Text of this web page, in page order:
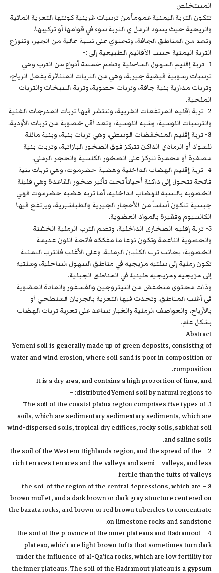
المستخلص
تتكون التربة اليمنية عموماً من ترسبات غرينية كونتها التعرية المائية
والريحية حيث يسود الرمل ي التربة سوء في قوامها أو تركيبها.
وتعد من المناطق الجافة، وتحتوي على نسبة عالية من الجير، وتتوزع
التربة اليمنية حسب الأقاليم الطبيعية إلى :-
1- تربة إقليم السهول الساحلية وتضم خمسة أنواع من الترب وهي
ترسبات رسوبية فيضية جيرية، وهي من التربات المتناثرة بفعل الرياح،
وتربات مدارية بنية جافة، وتربات حصوية، وتربة السبخات والتربات
الملحية.
2- تربة إقليم المرتفعات الغربية، وتنتشر فيها تربات المدرجات الغنية
والترسبات اللوسية، وشبه اللوسية، وتعد أقل خصوبة من تربات الأودية.
3- تربة إقليم المنخفضات الوسطي، وهي تربات بنية، وبنية مائلة
للسواد أو الرمادي الداكن تتركز فوق الصخور البازاتية، وتربات بنية
مصغرة أو محمرة لتركز على الصخور الكلسية والحجر الرملي.
4- تربة إقليم الهضاب الداخلية وهضبة حضرموت، وهي تربات بنية
فاتحة تتحول إلى داكنة أحياناً تحت تأثير صخور القاعدة وهي قليلة
الخصوبة بالنسبة للهضاب الداخلية، أما تربة هضبة حضرموت فهي
جبسية تتكون أساساً من الأحجار الجيرية والطباشيرية، ويرتفع فيها
الكالسيوم وفقيرة بالمواد العضوية.
5- تربة إقليم الصخاري الداخلية، وتضم الترب الرملية الخشنة
والحصوية الناعمة وتكون نوعا ما مفككه فاتحة اللون عديمة
الخصوبة، بجانب ترب الكثبان الرملية. وعلى الأغلب فالترب اليمنية
تكون رملية إلى سلتيه مزيجيه في مناطق السهول الساحلية، وسلتيه
إلى مزيجيه ومزيجيه طينية في المناطق الجبلية.
وذات محتوى منخفض من النيتروجين والفسفور والمادة العضوية
في أغلب المناطق. وتحدث فيها التعرية بالجريان السلطحي أو
بالأرياح، والعواصف الرملية والغبار تساعد على تعرية تربات الهضاب
بشكل عام.
Abstract
Yemeni soil is generally made up of green deposits, consisting of
water and wind erosion, where soil sand is poor in composition or
composition.
It is a dry area, and contains a high proportion of lime, and
distributed Yemeni soil by natural regions to: –
1. The soil of the coastal plains region comprises five types of
soils, which are sedimentary sedimentary sediments, which are
wind-dispersed soils, tropical dry edifices, rocky soils, sabkhat soil
and saline soils.
2 – the soil of the Western Highlands region, and the spread of the
rich terraces terraces and the valleys and semi – valleys, and less
fertile than the tufts of valleys.
3 – the soil of the region of the central depressions, which are
brown mullet, and a dark brown or dark gray structure centered on
the bazata rocks, and brown or red brown tubercles to concentrate
on limestone rocks and sandstone.
4 – the soil of the province of the inner plateaus and Hadramout
plateau, which are light brown tufts that sometimes turn dark
under the influence of al-Qa’ida rocks, which are low fertility for
the inner plateaus. The soil of the Hadramout plateau is a gypsum